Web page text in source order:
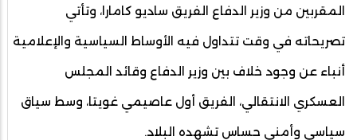
المقربين من وزير الدفاع الفريق ساديو كامارا، وتأتي
تصريحاته في وقت تتداول فيه الأوساط السياسية والإعلامية
أنباء عن وجود خلاف بين وزير الدفاع وقائد المجلس
العسكري الانتقالي، الفريق أول عاصيمي غويتا، وسط سياق
سياسي وأمني حساس تشهده البلاد.